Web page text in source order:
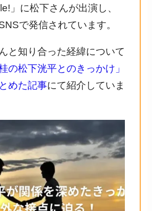
」に松下さんが出演し、
で発信されています。
と知り合った経緯について
の松下洸平とのきっかけ」
めた記事にて紹介していま